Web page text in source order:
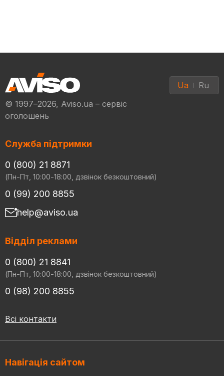
© 1997–2026, Aviso.ua – сервіс
оголошень
Ua Ru
Служба підтримки
0 (800) 21 8871
(Пн-Пт, 10:00-18:00, дзвінок безкоштовний)
0 (99) 200 8855
help@aviso.ua
Відділ реклами
0 (800) 21 8841
(Пн-Пт, 10:00-18:00, дзвінок безкоштовний)
0 (98) 200 8855
Всі контакти
Навігація сайтом